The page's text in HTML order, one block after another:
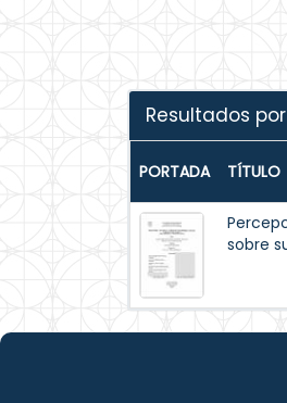
Resultados
PORTADA TÍTULO
sobre